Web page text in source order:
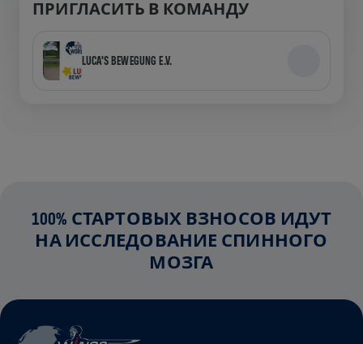
ПРИГЛАСИТЬ В КОМАНДУ
LUCA'S BEWEGUNG E.V.
100% СТАРТОВЫХ ВЗНОСОВ ИДУТ
НА ИССЛЕДОВАНИЕ СПИННОГО
МОЗГА